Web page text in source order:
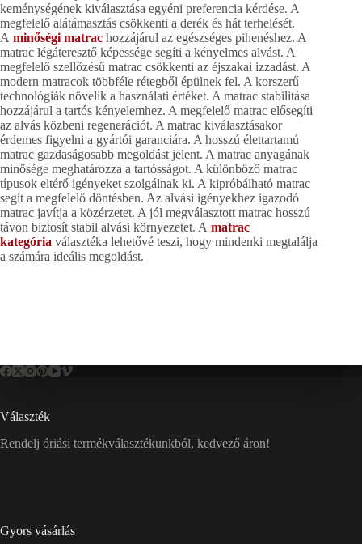
keménységének kiválasztása egyéni preferencia kérdése. A
megfelelő alátámasztás csökkenti a derék és hát terhelését.
A minőségi matrac hozzájárul az egészséges pihenéshez. A
matrac légáteresztő képessége segíti a kényelmes alvást. A
megfelelő szellőzésű matrac csökkenti az éjszakai izzadást. A
modern matracok többféle rétegből épülnek fel. A korszerű
technológiák növelik a használati értéket. A matrac stabilitása
hozzájárul a tartós kényelemhez. A megfelelő matrac elősegíti
az alvás közbeni regenerációt. A matrac kiválasztásakor
érdemes figyelni a gyártói garanciára. A hosszú élettartamú
matrac gazdaságosabb megoldást jelent. A matrac anyagának
minősége meghatározza a tartósságot. A különböző matrac
típusok eltérő igényeket szolgálnak ki. A kipróbálható matrac
segít a megfelelő döntésben. Az alvási igényekhez igazodó
matrac javítja a közérzetet. A jól megválasztott matrac hosszú
távon biztosít stabil alvási környezetet. A matrac
kategória választéka lehetővé teszi, hogy mindenki megtalálja
a számára ideális megoldást.
Választék
Rendelj óriási termékválasztékunkból, kedvező áron!
Gyors vásárlás